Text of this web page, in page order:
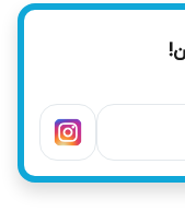
رادیاتور در